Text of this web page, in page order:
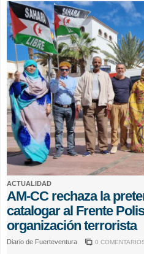
ACTUALIDAD
AM-CC rechaza la
catalogar al Frente
organización terrorista
Diario de Fuerteventura 0